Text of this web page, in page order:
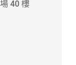
40 樓